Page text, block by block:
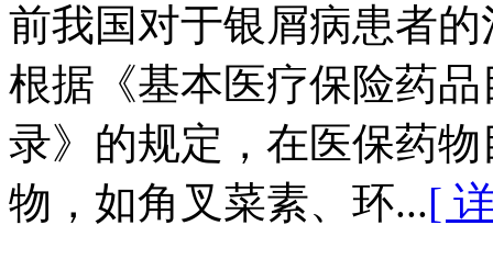
前我国对于银屑病患者
根据《基本医疗保险药
录》的规定，在医保药
物，如角叉菜素、环...[